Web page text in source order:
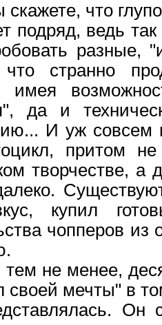
что глупо
подряд, ведь
разные,
что странно
имея
да и
И уж совсем
притом
творчестве, а
купил
чопперов
менее, десять
своей мечты" в